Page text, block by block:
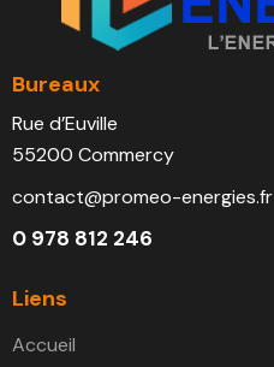
Bureaux
Rue d’Euville
55200 Commercy
contact@promeo-energies.fr
0 978 812 246
Liens
Accueil